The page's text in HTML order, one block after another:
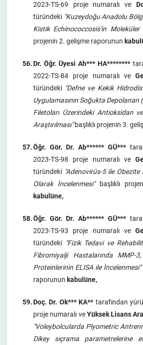
2023-TS-69 proje numaralı ve
türündeki "Kuzeydoğu Anadolu
Kistik Echinococcosis'in Moleküler
projenin 2. gelişme raporunun
56.Dr. Öğr. Üyesi Ah*** HA********
2022-TS-84 proje numaralı ve
türündeki "Defne ve Kekik
Uygulamasının Soğukta Depolanan
Filetoları Üzerindeki Antioksidan
Araştırılması"başlıklı projenin 3.
57.Öğr. Gör. Dr. Ab****** GÜ***
2023-TS-98 proje numaralı ve
türündeki "Adenovirüs-5 ile
Olarak İncelenmesi"başlıklı
kabulüne,
58.Öğr. Gör. Dr. Ab****** GÜ***
2023-TS-93 proje numaralı ve
türündeki "Fizik Tedavi ve
Fibromiyalji Hastalarında MMP-
Proteinlerinin ELISA ile İncelenmesi"
raporunun kabulüne,
59.Doç. Dr. Ok*** KA**tarafından
proje numaralı veYüksek Lisans
"Voleybolcularda Plyometric
Dikey sıçrama parametrelerine